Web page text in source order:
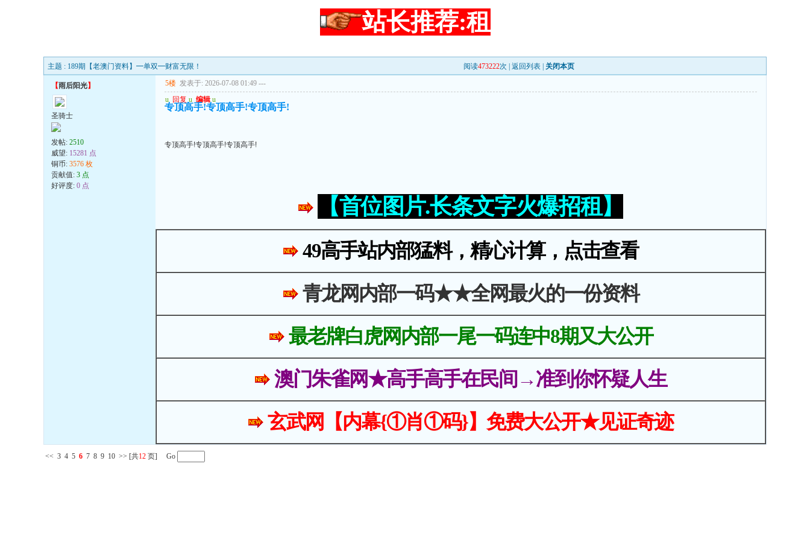
站长推荐:租
主题 : 189期【老澳门资料】━单双━财富无限！ 阅读473222次 | 返回列表 关闭本页
【雨后阳光】
圣骑士
发帖: 2510
威望: 15281 点
铜币: 3576 枚
贡献值: 3 点
好评度: 0 点
5楼 发表于: 2026-07-08 01:49 ---
u 回复 u 编辑 u
专顶高手!专顶高手!专顶高手!
专顶高手!专顶高手!专顶高手!
【首位图片.长条文字火爆招租】
49高手站内部猛料，精心计算，点击查看
青龙网内部一码★★全网最火的一份资料
最老牌白虎网内部一尾一码连中8期又大公开
澳门朱雀网★高手高手在民间→准到你怀疑人生
玄武网【内幕{①肖①码}】免费大公开★见证奇迹
<< 3 4 5 6 7 8 9 10 >> [共12 页] Go